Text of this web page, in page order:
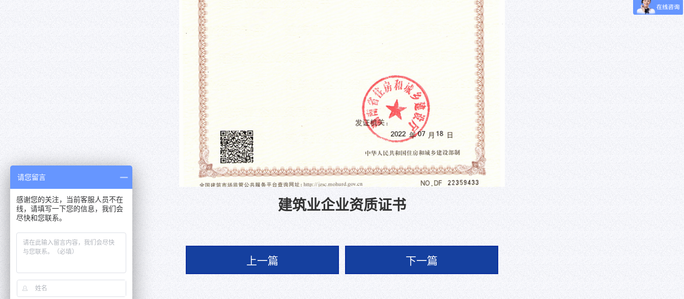
建筑业企业资质证书
上一篇 下一篇
请您留言
感谢您的关注，当前客服人员不在
线，请填写一下您的信息，我们会
尽快和您联系。